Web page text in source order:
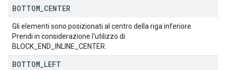
BOTTOM CENTER
Gli elementi sono posizionati al centro della riga inferiore.
Prendi in considerazione l'utilizzo di
BLOCK_END_INLINE_CENTER.
BOTTOM LEFT